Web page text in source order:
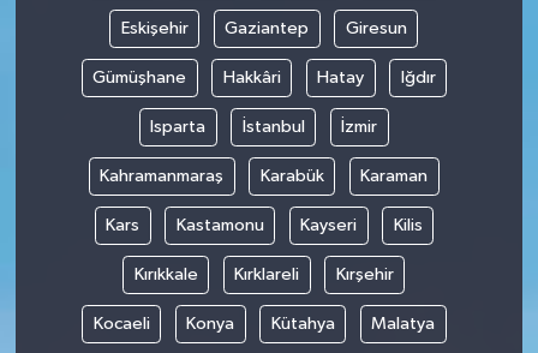
Eskişehir Gaziantep Giresun
Gümüşhane Hakkâri Hatay Iğdır
Isparta İstanbul İzmir
Kahramanmaraş Karabük Karaman
Kars Kastamonu Kayseri Kilis
Kırıkkale Kırklareli Kırşehir
Kocaeli Konya Kütahya Malatya